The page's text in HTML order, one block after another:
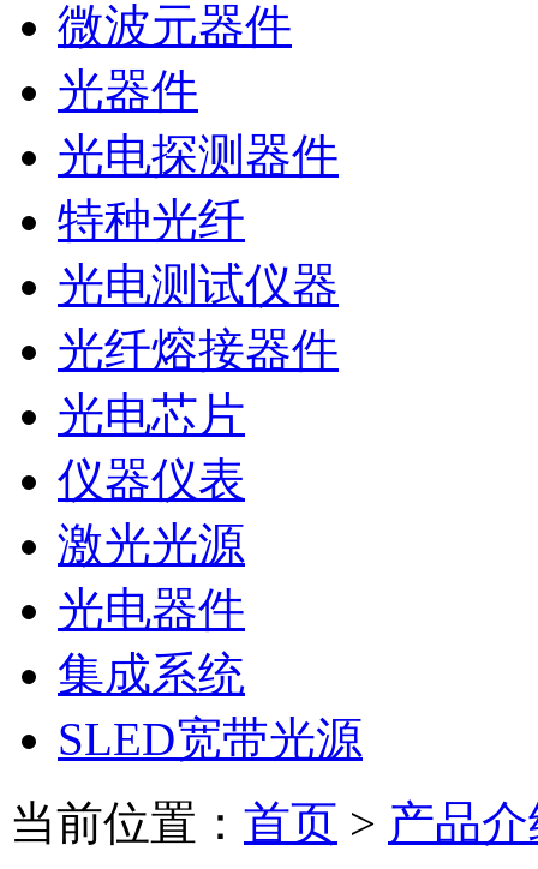
微波元器件
光器件
光电探测器件
特种光纤
光电测试仪器
光纤熔接器件
光电芯片
仪器仪表
激光光源
光电器件
集成系统
SLED宽带光源
当前位置： 首页 > 产品